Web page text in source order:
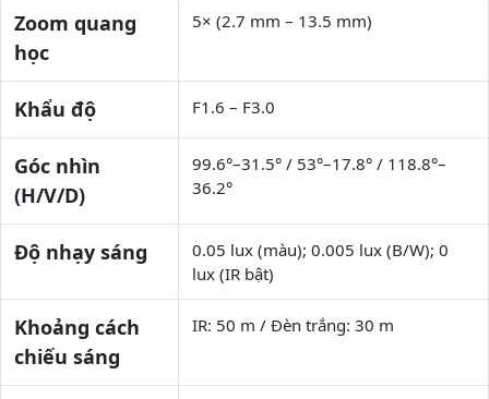
Zoom quang
học
5× (2.7 mm – 13.5 mm)
Khẩu độ F1.6 – F3.0
Góc nhìn
(H/V/D)
99.6°–31.5° / 53°–17.8° / 118.8°–
36.2°
Độ nhạy sáng
0.05 lux (màu); 0.005 lux (B/W); 0
lux (IR bật)
Khoảng cách
chiếu sáng
IR: 50 m / Đèn trắng: 30 m